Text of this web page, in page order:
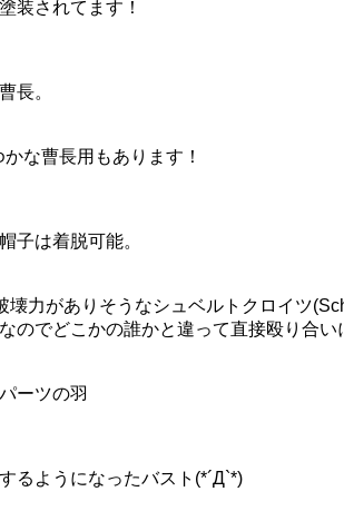
装されてます！
長。
な曹長用もあります！
子は着脱可能。
壊力がありそうなシュベルトクロイツ
のでどこかの誰かと違って直接殴り合い
ーツの羽
るようになったバスト(*´Д`*)